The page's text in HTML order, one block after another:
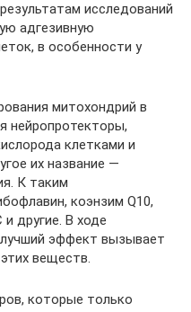
исследований
адгезивную
в особенности у
митохондрий в
нейропротекторы,
клетками и
их название —
К таким
коэнзим Q10,
другие. В ходе
эффект вызывает
веществ.
которые только